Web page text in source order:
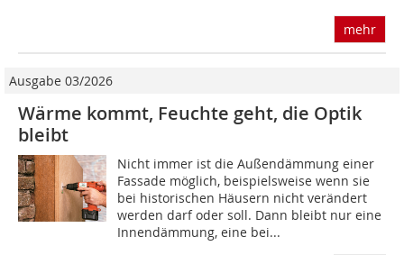
mehr
Ausgabe 03/2026
Wärme kommt, Feuchte geht, die Optik
bleibt
Nicht immer ist die Außendämmung einer
Fassade möglich, beispielsweise wenn sie
bei historischen Häusern nicht verändert
werden darf oder soll. Dann bleibt nur eine
Innendämmung, eine bei...